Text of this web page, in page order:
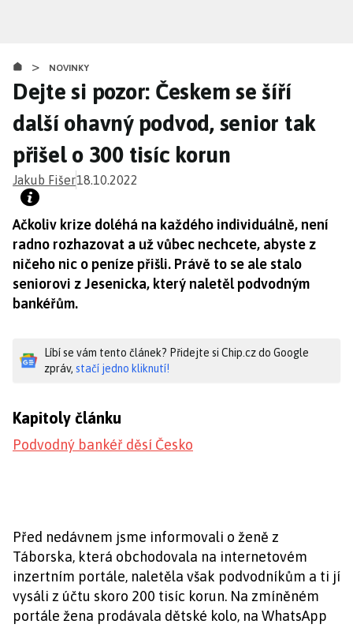
obsahu
> NOVINKY
Dejte si pozor: Českem se šíří
další ohavný podvod, senior tak
přišel o 300 tisíc korun
Jakub Fišer18.10.2022
Ačkoliv krize doléhá na každého individuálně, není
radno rozhazovat a už vůbec nechcete, abyste z
ničeho nic o peníze přišli. Právě to se ale stalo
seniorovi z Jesenicka, který naletěl podvodným
bankéřům.
Líbí se vám tento článek? Přidejte si Chip.cz do Google
zpráv, stačí jedno kliknutí!
Kapitoly článku
Podvodný bankéř děsí Česko
Před nedávnem jsme informovali o ženě z
Táborska, která obchodovala na internetovém
inzertním portále, naletěla však podvodníkům a ti jí
vysáli z účtu skoro 200 tisíc korun. Na zmíněném
portále žena prodávala dětské kolo, na WhatsApp